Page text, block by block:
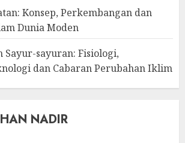
Konsep, Perkembangan dan
Dunia Moden
Sayur-sayuran: Fisiologi,
dan Cabaran Perubahan Iklim
NADIR